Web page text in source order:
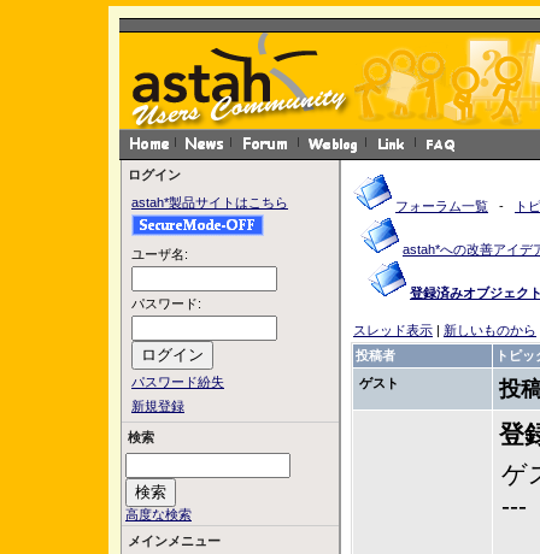
ログイン
astah*製品サイトはこちら
ユーザ名:
パスワード:
パスワード紛失
新規登録
検索
高度な検索
メインメニュー
フォーラム一覧 - ト
astah*への改善アイデ
登録済みオブジェク
スレッド表示 | 新しいものから
投稿者
トピッ
ゲスト
投
登
ゲ
---